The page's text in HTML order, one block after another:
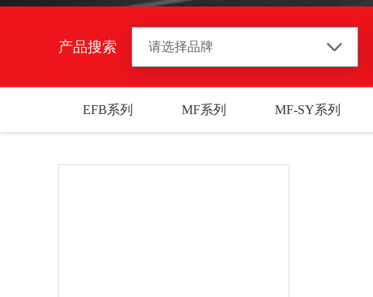
产品搜索
EFB系列 MF系列 MF-SY系列